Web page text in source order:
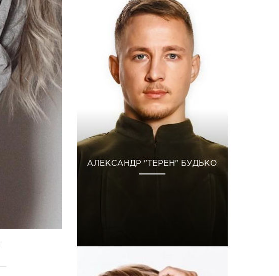
АЛЕКСАНДР "ТЕРЕН" БУДЬКО